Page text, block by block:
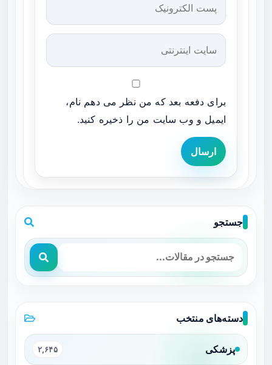
برای دفعه بعد که من نظر می دهم نام،
ایمیل و وب سایت من را ذخیره کنید.
ارسال
جستجو
دسته‌های منتخب
پزشکی ۲,۶۴۵